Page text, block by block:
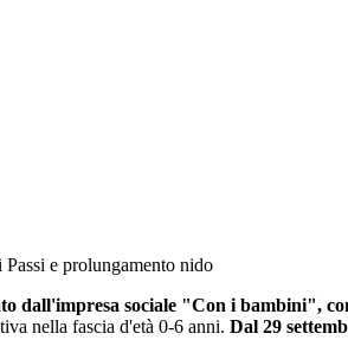
e prolungamento nido
dall'impresa sociale "Con i bambini",
nella fascia d'età 0-6 anni. Dal 29